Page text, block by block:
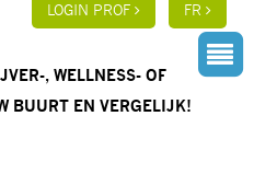
LOGIN PROF FR
, WELLNESS- OF
BUURT EN VERGELIJK!